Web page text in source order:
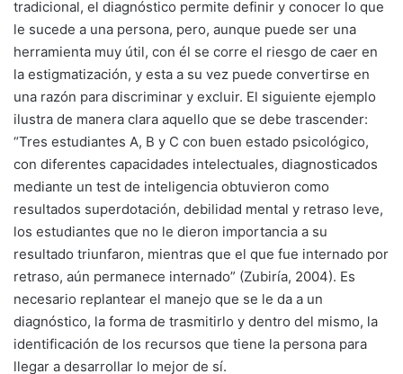
tradicional, el diagnóstico permite definir y conocer lo que
le sucede a una persona, pero, aunque puede ser una
herramienta muy útil, con él se corre el riesgo de caer en
la estigmatización, y esta a su vez puede convertirse en
una razón para discriminar y excluir. El siguiente ejemplo
ilustra de manera clara aquello que se debe trascender:
“Tres estudiantes A, B y C con buen estado psicológico,
con diferentes capacidades intelectuales, diagnosticados
mediante un test de inteligencia obtuvieron como
resultados superdotación, debilidad mental y retraso leve,
los estudiantes que no le dieron importancia a su
resultado triunfaron, mientras que el que fue internado por
retraso, aún permanece internado” (Zubiría, 2004). Es
necesario replantear el manejo que se le da a un
diagnóstico, la forma de trasmitirlo y dentro del mismo, la
identificación de los recursos que tiene la persona para
llegar a desarrollar lo mejor de sí.